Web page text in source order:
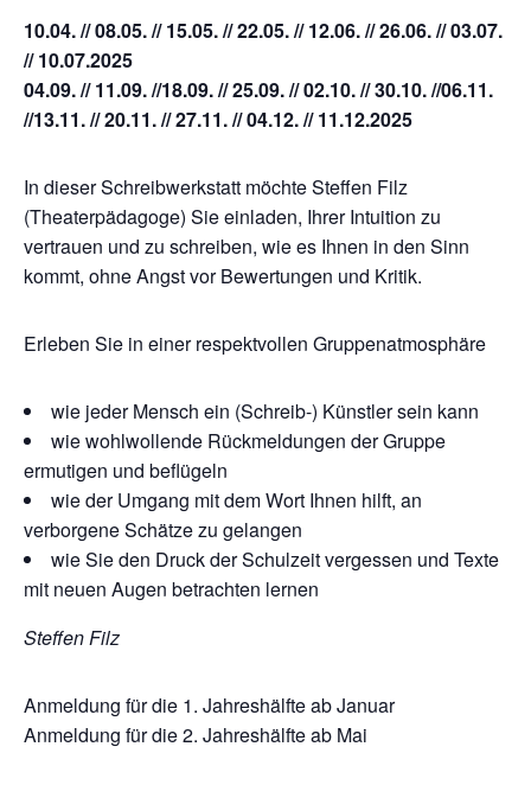
10.04. // 08.05. // 15.05. // 22.05. // 12.06. // 26.06. // 03.07.
// 10.07.2025
04.09. // 11.09. //18.09. // 25.09. // 02.10. // 30.10. //06.11.
//13.11. // 20.11. // 27.11. // 04.12. // 11.12.2025
In dieser Schreibwerkstatt möchte Steffen Filz
(Theaterpädagoge) Sie einladen, Ihrer Intuition zu
vertrauen und zu schreiben, wie es Ihnen in den Sinn
kommt, ohne Angst vor Bewertungen und Kritik.
Erleben Sie in einer respektvollen Gruppenatmosphäre
wie jeder Mensch ein (Schreib-) Künstler sein kann
wie wohlwollende Rückmeldungen der Gruppe
ermutigen und beflügeln
wie der Umgang mit dem Wort Ihnen hilft, an
verborgene Schätze zu gelangen
wie Sie den Druck der Schulzeit vergessen und Texte
mit neuen Augen betrachten lernen
Steffen Filz
Anmeldung für die 1. Jahreshälfte ab Januar
Anmeldung für die 2. Jahreshälfte ab Mai